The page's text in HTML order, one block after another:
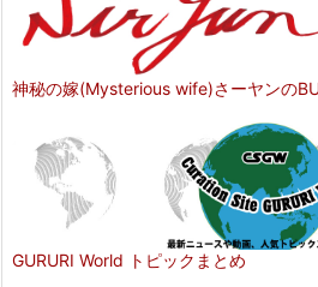
神秘の嫁(Mysterious wife)さーヤンの
GURURI World トピックまとめ